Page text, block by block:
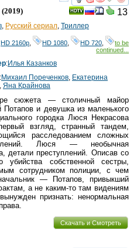
смотреть
13
(2019)
, Русский сериал, Триллер
HD 2160р HD 1080 HD 720
to be
continued...
:Илья Казанков
:Михаил Пореченков, Екатерина
, Яна Крайнова
сюжета — столичный майор
Потапов и девушка из маленького
городка Люся Некрасова
взгляд, странный тандем,
расследованием сложных
Люся — необычная
детали преступлений. Описав со
убийства собственной сестры,
сотрудником полиции, с чем
— Потапов, привыкший
а не каким-то там видениям
признать: ненормальная
Скачать и Смотреть